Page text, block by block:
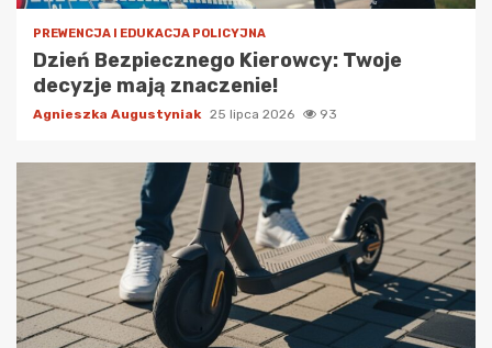
PREWENCJA I EDUKACJA POLICYJNA
Dzień Bezpiecznego Kierowcy: Twoje
decyzje mają znaczenie!
Agnieszka Augustyniak 25 lipca 2026 93